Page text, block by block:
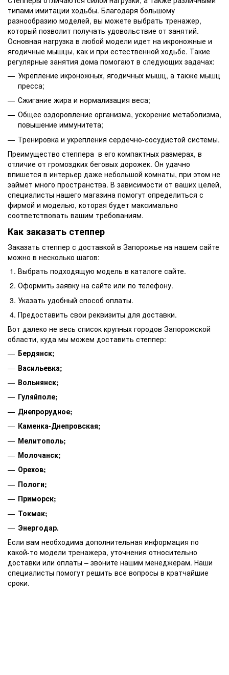
типами имитации ходьбы. Благодаря большому
разнообразию моделей, вы можете выбрать тренажер,
который позволит получать удовольствие от занятий.
Основная нагрузка в любой модели идет на икроножные и
ягодичные мышцы, как и при естественной ходьбе. Такие
регулярные занятия дома помогают в следующих задачах:
Укрепление икроножных, ягодичных мышц, а также мышц
пресса;
Сжигание жира и нормализация веса;
Общее оздоровление организма, ускорение метаболизма,
повышение иммунитета;
Тренировка и укрепления сердечно-сосудистой системы.
Преимущество степпера в его компактных размерах, в
отличие от громоздких беговых дорожек. Он удачно
впишется в интерьер даже небольшой комнаты, при этом не
займет много пространства. В зависимости от ваших целей,
специалисты нашего магазина помогут определиться с
фирмой и моделью, которая будет максимально
соответствовать вашим требованиям.
Как заказать степпер
Заказать степпер с доставкой в Запорожье на нашем сайте
можно в несколько шагов:
Выбрать подходящую модель в каталоге сайте.
Оформить заявку на сайте или по телефону.
Указать удобный способ оплаты.
Предоставить свои реквизиты для доставки.
Вот далеко не весь список крупных городов Запорожской
области, куда мы можем доставить степпер:
Бердянск;
Васильевка;
Вольнянск;
Гуляйполе;
Днепрорудное;
Каменка-Днепровская;
Мелитополь;
Молочанск;
Орехов;
Пологи;
Приморск;
Токмак;
Энергодар.
Если вам необходима дополнительная информация по
какой-то модели тренажера, уточнения относительно
доставки или оплаты – звоните нашим менеджерам. Наши
специалисты помогут решить все вопросы в кратчайшие
сроки.